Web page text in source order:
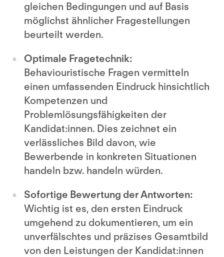
gleichen Bedingungen und auf Basis
möglichst ähnlicher Fragestellungen
beurteilt werden.
Optimale Fragetechnik:
Behaviouristische Fragen vermitteln
einen umfassenden Eindruck hinsichtlich
Kompetenzen und
Problemlösungsfähigkeiten der
Kandidat:innen. Dies zeichnet ein
verlässliches Bild davon, wie
Bewerbende in konkreten Situationen
handeln bzw. handeln würden.
Sofortige Bewertung der Antworten:
Wichtig ist es, den ersten Eindruck
umgehend zu dokumentieren, um ein
unverfälschtes und präzises Gesamtbild
von den Leistungen der Kandidat:innen